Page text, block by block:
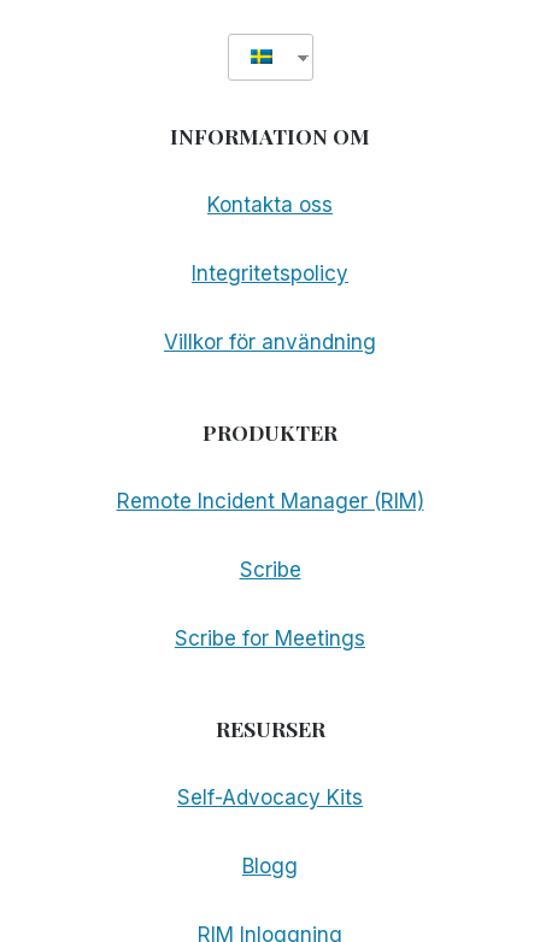
INFORMATION OM
Kontakta oss
Integritetspolicy
Villkor för användning
PRODUKTER
Remote Incident Manager (RIM)
Scribe
Scribe for Meetings
RESURSER
Self-Advocacy Kits
Blogg
RIM Inloggning